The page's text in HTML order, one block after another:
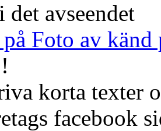
det avseendet
Foto av känd
korta texter
facebook